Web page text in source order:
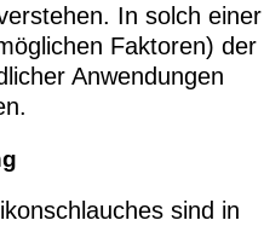
In solch einer
Faktoren) der
Anwendungen
sind in